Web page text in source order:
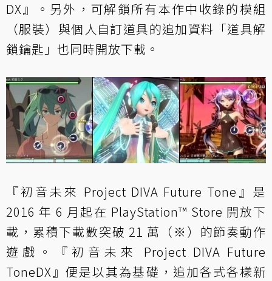
DX』。另外，可解鎖所有本作中收錄的模組
（服裝）與個人自訂道具的追加資料「道具解
鎖鑰匙」也同時開放下載。
『初音未來 Project DIVA Future Tone』是
2016 年 6 月起在 PlayStation™ Store 開放下
載，累積下載數突破 21 萬（※）的節奏動作
遊戲。『初音未來 Project DIVA Future
ToneDX』便是以其為基礎，追加各式各樣新